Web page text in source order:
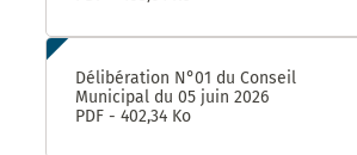
Délibération N°01 du Conseil
Municipal du 05 juin 2026
PDF - 402,34 Ko